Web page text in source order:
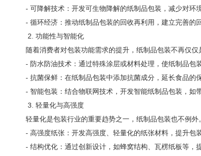
- 可降解技术：开发可生物降解的纸制品包装，减少对环
- 循环经济：推动纸制品包装的回收再利用，建立完善的
2. 功能性与智能化
随着消费者对包装功能需求的提升，纸制品包装不再仅
- 防水防油技术：通过特殊涂层或材料处理，使纸制品包
- 抗菌保鲜：在纸制品包装中添加抗菌成分，延长食品的
- 智能包装：结合物联网技术，开发智能纸制品包装，如
3. 轻量化与高强度
轻量化是包装行业的重要趋势之一，纸制品包装也不例
- 高强度纸张：开发高强度、轻量化的纸张材料，提升包
- 结构优化：通过创新设计，如蜂窝结构、瓦楞纸板等，